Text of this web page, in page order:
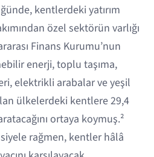
kentlerdeki yatırım
özel sektörün varlığı
Finans Kurumu’nun
enerji, toplu taşıma,
elektrikli arabalar ve yeşil
ülkelerdeki kentlere 29,4
ortaya koymuş.²
rağmen, kentler hâlâ